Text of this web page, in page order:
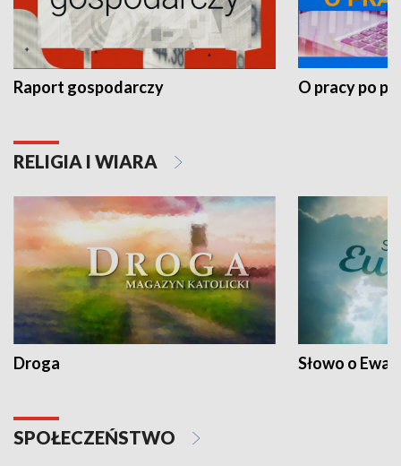
Raport gospodarczy O pracy po
RELIGIA I WIARA
Droga Słowo o
SPOŁECZEŃSTWO